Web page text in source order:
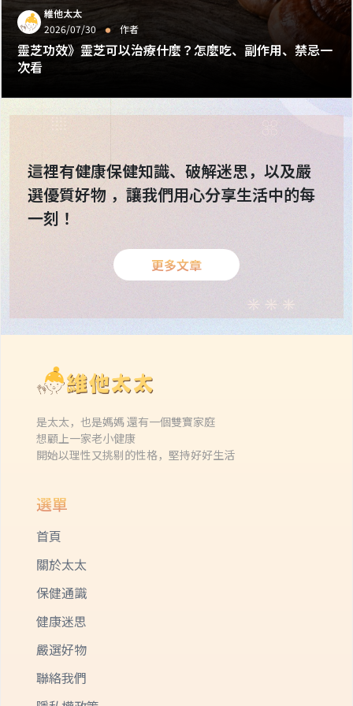
維他太太
2026/07/30‧ 作者
靈芝功效》靈芝可以治療什麼？怎麼吃、副作用、禁忌一
次看
這裡有健康保健知識、破解迷思，以及嚴
選優質好物
讓我們用心分享生活中的每
一刻！
更多文章
是太太，也是媽媽 還有一個雙寶家庭
想顧上一家老小健康
開始以理性又挑剔的性格，堅持好好生活
選單
首頁
關於太太
保健通識
健康迷思
嚴選好物
聯絡我們